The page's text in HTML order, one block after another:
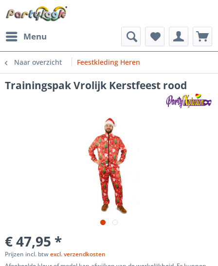
Menu
Naar overzicht Feestkleding Heren
Trainingspak Vrolijk Kerstfeest rood
€ 47,95 *
Prijzen incl. btwexcl. verzendkosten